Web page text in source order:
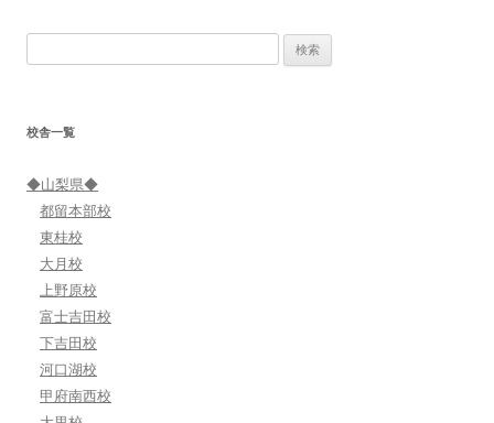
ン
校舎一覧
◆山梨県◆
都留本部校
東桂校
大月校
上野原校
富士吉田校
下吉田校
河口湖校
甲府南西校